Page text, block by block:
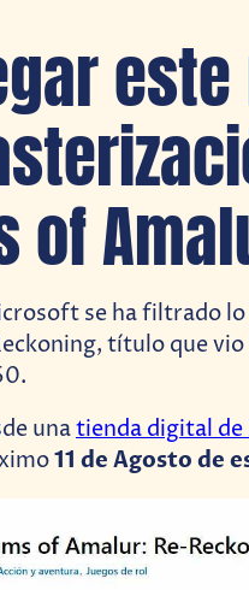
of
se ha filtrado
título que vio
unatienda digital de
11 de Agosto de